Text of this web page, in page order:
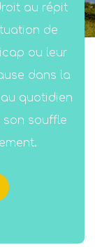
au répit
de
ou leur
dans la
quotidien
son souffle